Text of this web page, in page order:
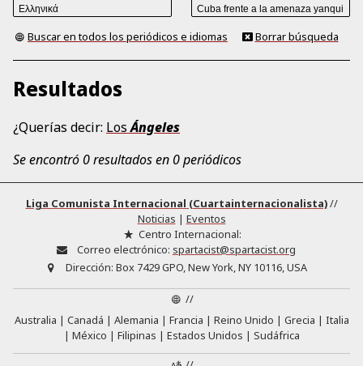
Buscar en todos los periódicos e idiomas Borrar búsqueda
Resultados
¿Querías decir: LosÁngeles
Se encontró 0 resultados en 0 periódicos
Liga Comunista Internacional (Cuartainternacionalista)//
Noticias | Eventos
Centro Internacional:
Correo electrónico: spartacist@spartacist.org
Dirección: Box 7429 GPO, New York, NY 10116, USA
//
Australia
Canadá Alemania Francia Reino Unido Grecia
Italia
México
Filipinas Estados Unidos
Sudáfrica